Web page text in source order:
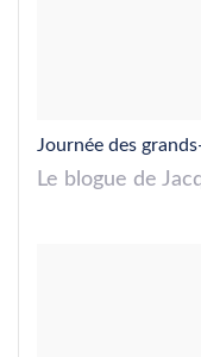
Journée des
Le blogue de